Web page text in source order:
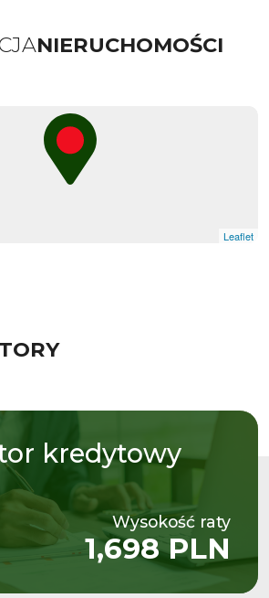
NIERUCHOMOŚCI
Leaflet
kredytowy
Wysokość raty
1,698 PLN